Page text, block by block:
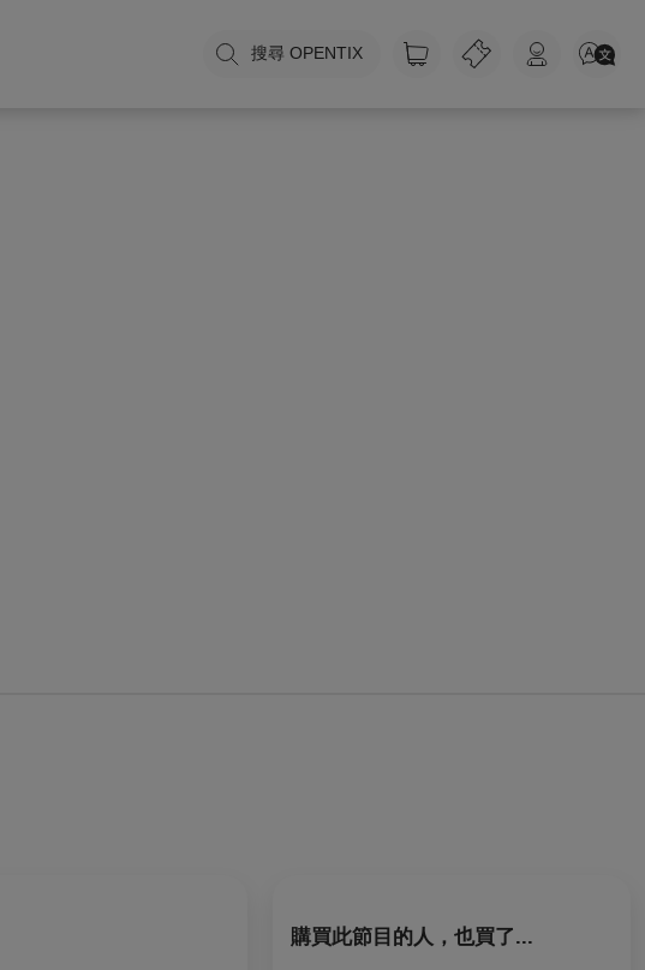
搜尋 OPENTIX
購買此節目的人，也買了...